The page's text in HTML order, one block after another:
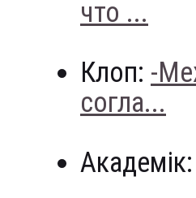
что ...
Клоп: -
согла...
Академік: